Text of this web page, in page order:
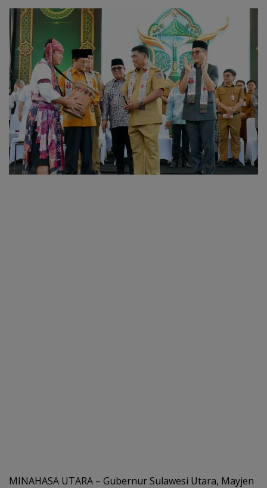
MINAHASA UTARA – Gubernur Sulawesi Utara, Mayjen